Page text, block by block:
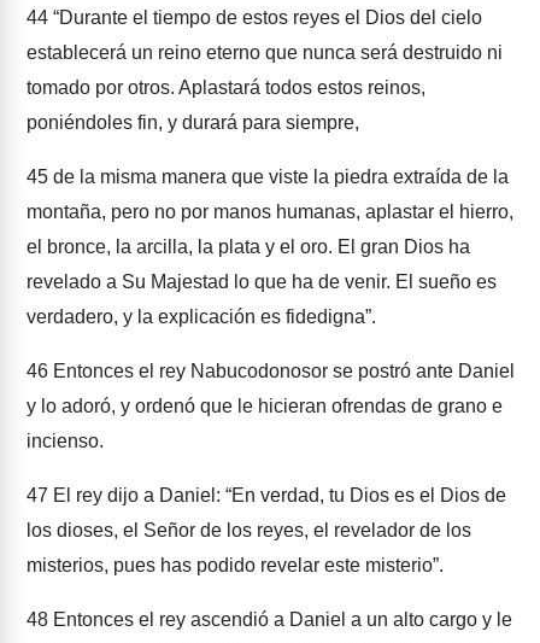
44 “Durante el tiempo de estos reyes el Dios del cielo
establecerá un reino eterno que nunca será destruido ni
tomado por otros. Aplastará todos estos reinos,
poniéndoles fin, y durará para siempre,
45 de la misma manera que viste la piedra extraída de la
montaña, pero no por manos humanas, aplastar el hierro,
el bronce, la arcilla, la plata y el oro. El gran Dios ha
revelado a Su Majestad lo que ha de venir. El sueño es
verdadero, y la explicación es fidedigna”.
46 Entonces el rey Nabucodonosor se postró ante Daniel
y lo adoró, y ordenó que le hicieran ofrendas de grano e
incienso.
47 El rey dijo a Daniel: “En verdad, tu Dios es el Dios de
los dioses, el Señor de los reyes, el revelador de los
misterios, pues has podido revelar este misterio”.
48 Entonces el rey ascendió a Daniel a un alto cargo y le